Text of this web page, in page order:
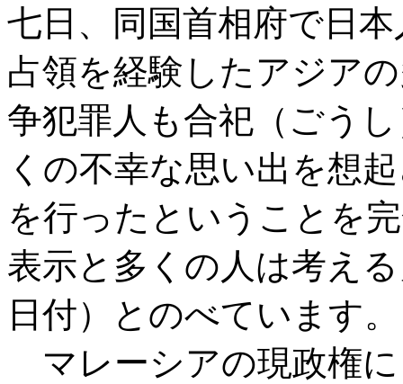
七日、同国首相府で日
占領を経験したアジア
争犯罪人も合祀（ごう
くの不幸な思い出を想
を行ったということを
表示と多くの人は考え
日付）とのべています。
マレーシアの現政権